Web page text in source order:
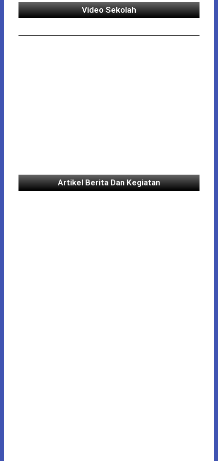
Video Sekolah
Artikel Berita Dan Kegiatan